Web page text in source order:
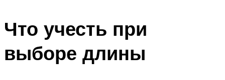
Что учесть при
выборе длины